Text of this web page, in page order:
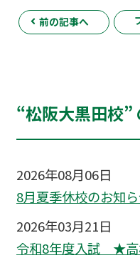
前の記事へ
“松阪大黒田校”
2026年08月06日
8月夏季休校のお知
2026年03月21日
令和8年度入試 ★